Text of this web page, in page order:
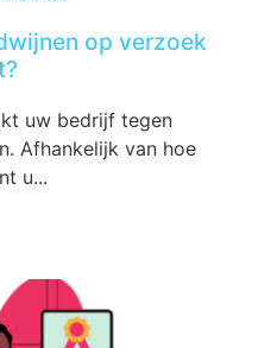
op verzoek
uw bedrijf tegen
Afhankelijk van hoe
u...